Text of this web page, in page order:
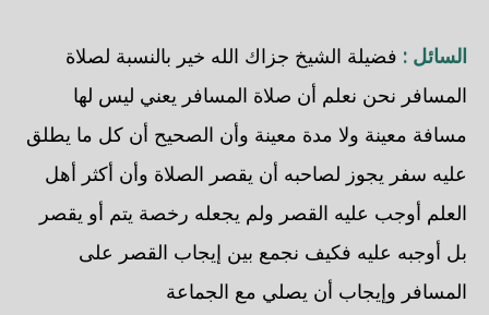
السائل : فضيلة الشيخ جزاك الله خير بالنسبة لصلاة
المسافر نحن نعلم أن صلاة المسافر يعني ليس لها
مسافة معينة ولا مدة معينة وأن الصحيح أن كل ما يطلق
عليه سفر يجوز لصاحبه أن يقصر الصلاة وأن أكثر أهل
العلم أوجب عليه القصر ولم يجعله رخصة يتم أو يقصر
بل أوجبه عليه فكيف نجمع بين إيجاب القصر على
المسافر وإيجاب أن يصلي مع الجماعة